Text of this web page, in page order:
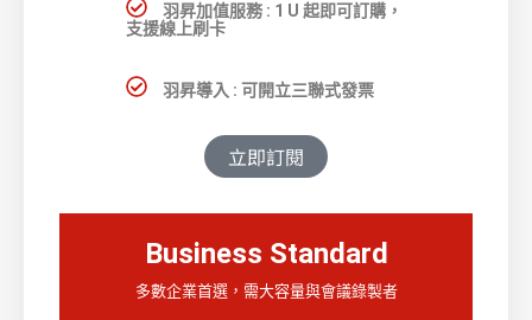
羽昇加值服務 : 1 U 起即可訂購，
支援線上刷卡
羽昇導入 : 可開立三聯式發票
立即訂閱
Business Standard
多數企業首選，需大容量與會議錄製者